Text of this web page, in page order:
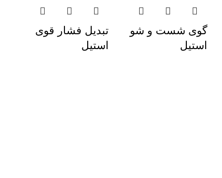
گوی شست‌ و شو
استیل
تبدیل فشار قوی
استیل